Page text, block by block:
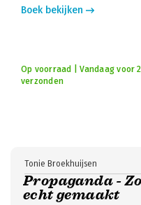
Boek bekijken
Op voorraad | Vandaag voor
verzonden
Propaganda -
echt gemaakt
Tonie Broekhuijsen